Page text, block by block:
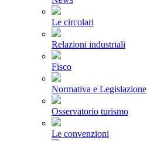
Le circolari
Relazioni industriali
Fisco
Normativa e Legislazione
Osservatorio turismo
Le convenzioni